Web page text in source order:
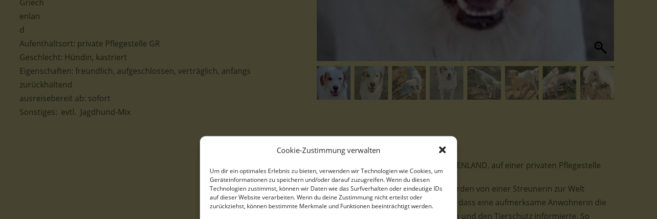
Cookie-Zustimmung verwalten
Um dir ein optimales Erlebnis zu bieten, verwenden wir Technologien wie Cookies, um
Geräteinformationen zu speichern und/oder darauf zuzugreifen. Wenn du diesen
Technologien zustimmst, können wir Daten wie das Surfverhalten oder eindeutige IDs
auf dieser Website verarbeiten. Wenn du deine Zustimmung nicht erteilst oder
zurückziehst, können bestimmte Merkmale und Funktionen beeinträchtigt werden.
Aufenthaltsort: private Pflegestelle GR
Geschlecht: Hündin, kastriert
Eigenschaften: freundlich, aufgeschlossen, verträglich, anfangs
zurückhaltend
ausreisebereit ab: sofort
Sonstiges: evtl. Jagdhund-Mix
Stelle, geb. ca. 11/2021, lebt in GRIECHENLAND, auf einer privaten Pflegestelle
Stelle und ihre sieben Geschwister wurden von einer Streunerin zur Welt
gebracht und hatten das große Glück, dass eine aufmerksame Anwohnerin die
Familie entdeckte, mit Futter versorgte und den Tierschutz informierte. So